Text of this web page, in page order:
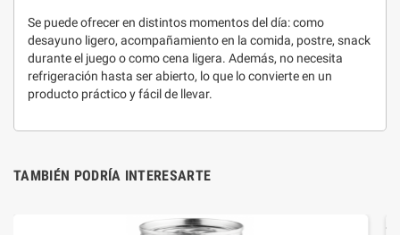
Se puede ofrecer en distintos momentos del día: como
desayuno ligero, acompañamiento en la comida, postre, snack
durante el juego o como cena ligera. Además, no necesita
refrigeración hasta ser abierto, lo que lo convierte en un
producto práctico y fácil de llevar.
TAMBIÉN PODRÍA INTERESARTE
-20,04%